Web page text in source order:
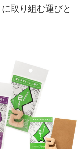
取り組む運びと